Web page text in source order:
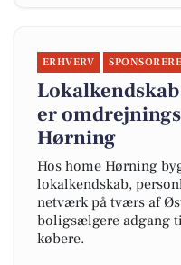
ERHVERV
er
Hørning
Hos home Hørning
lokalkendskab,
netværk på tværs af
boligsælgere adgang
købere.